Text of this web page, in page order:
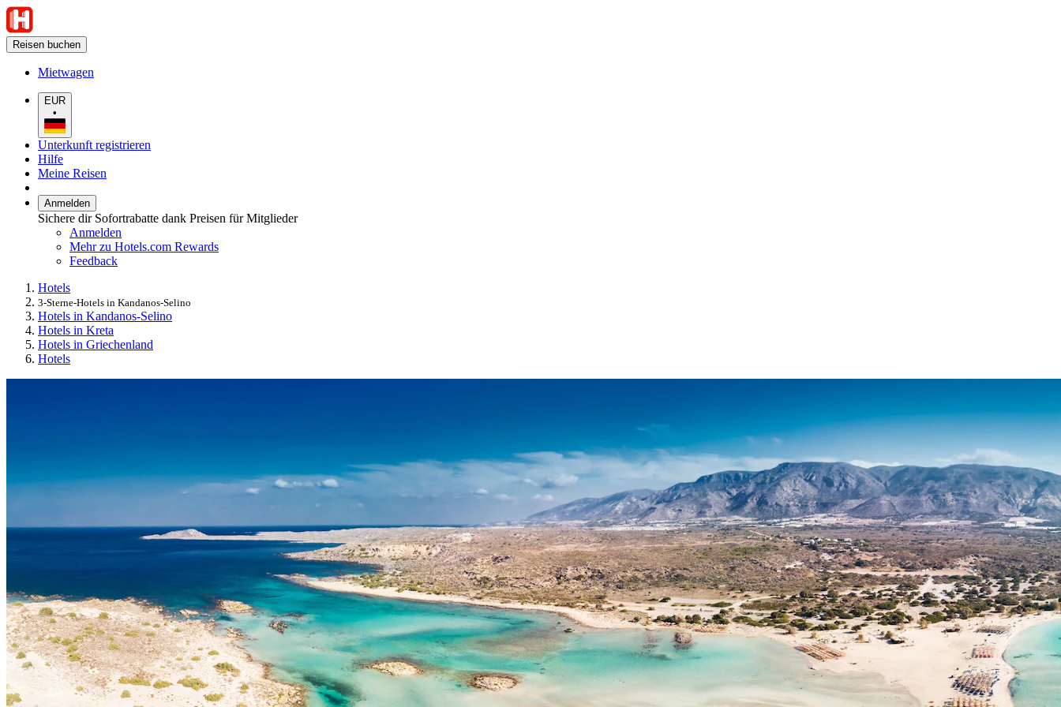
Reisen buchen
Mietwagen
EUR
•
Unterkunft registrieren
Hilfe
Meine Reisen
Anmelden
Sichere dir Sofortrabatte dank Preisen für Mitglieder
Anmelden
Mehr zu Hotels.com Rewards
Feedback
Hotels
3-Sterne-Hotels in Kandanos-Selino
Hotels in Kandanos-Selino
Hotels in Kreta
Hotels in Griechenland
Hotels